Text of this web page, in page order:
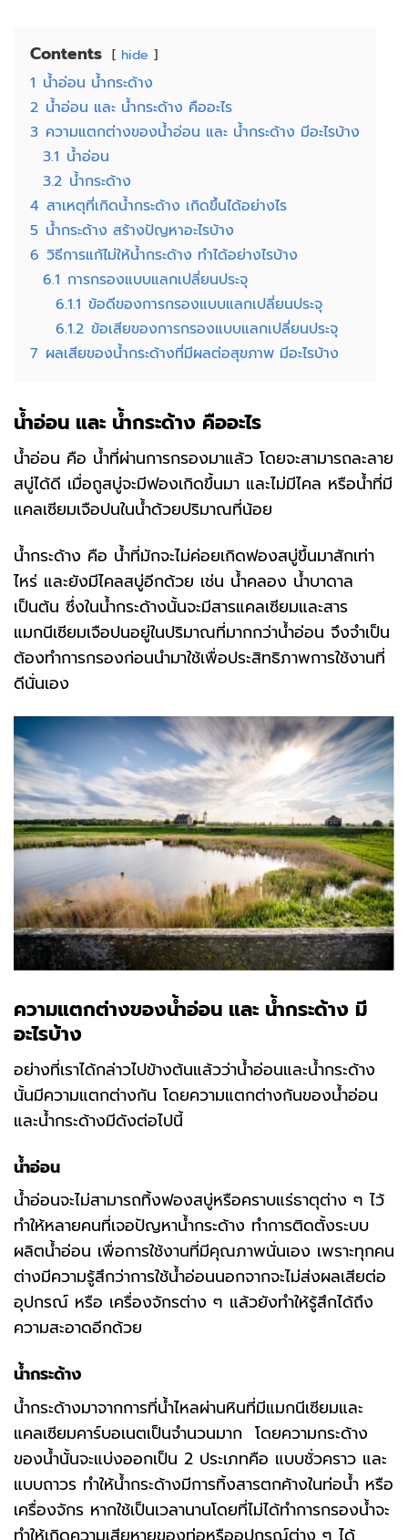
Contents hide
1 น้ำอ่อน น้ำกระด้าง
2 น้ำอ่อน และ น้ำกระด้าง คืออะไร
3 ความแตกต่างของน้ำอ่อน และ น้ำกระด้าง มีอะไรบ้าง
3.1 น้ำอ่อน
3.2 น้ำกระด้าง
4 สาเหตุที่เกิดน้ำกระด้าง เกิดขึ้นได้อย่างไร
5 น้ำกระด้าง สร้างปัญหาอะไรบ้าง
6 วิธีการแก้ไม่ให้น้ำกระด้าง ทำได้อย่างไรบ้าง
6.1 การกรองแบบแลกเปลี่ยนประจุ
6.1.1 ข้อดีของการกรองแบบแลกเปลี่ยนประจุ
6.1.2 ข้อเสียของการกรองแบบแลกเปลี่ยนประจุ
7 ผลเสียของน้ำกระด้างที่มีผลต่อสุขภาพ มีอะไรบ้าง
น้ำอ่อน และ น้ำกระด้าง คืออะไร
น้ำอ่อน คือ น้ำที่ผ่านการกรองมาแล้ว โดยจะสามารถละลาย
สบู่ได้ดี เมื่อถูสบู่จะมีฟองเกิดขึ้นมา และไม่มีไคล หรือน้ำที่มี
แคลเซียมเจือปนในน้ำด้วยปริมาณที่น้อย
น้ำกระด้าง คือ น้ำที่มักจะไม่ค่อยเกิดฟองสบู่ขึ้นมาสักเท่า
ไหร่ และยังมีไคลสบู่อีกด้วย เช่น น้ำคลอง น้ำบาดาล
เป็นต้น ซึ่งในน้ำกระด้างนั้นจะมีสารแคลเซียมและสาร
แมกนีเซียมเจือปนอยู่ในปริมาณที่มากกว่าน้ำอ่อน จึงจำเป็น
ต้องทำการกรองก่อนนำมาใช้เพื่อประสิทธิภาพการใช้งานที่
ดีนั่นเอง
ความแตกต่างของน้ำอ่อน และ น้ำกระด้าง มี
อะไรบ้าง
อย่างที่เราได้กล่าวไปข้างต้นแล้วว่าน้ำอ่อนและน้ำกระด้าง
นั้นมีความแตกต่างกัน โดยความแตกต่างกันของน้ำอ่อน
และน้ำกระด้างมีดังต่อไปนี้
น้ำอ่อน
น้ำอ่อนจะไม่สามารถทิ้งฟองสบู่หรือคราบแร่ธาตุต่าง ๆ ไว้
ทำให้หลายคนที่เจอปัญหาน้ำกระด้าง ทำการติดตั้งระบบ
ผลิตน้ำอ่อน เพื่อการใช้งานที่มีคุณภาพนั่นเอง เพราะทุกคน
ต่างมีความรู้สึกว่าการใช้น้ำอ่อนนอกจากจะไม่ส่งผลเสียต่อ
อุปกรณ์ หรือ เครื่องจักรต่าง ๆ แล้วยังทำให้รู้สึกได้ถึง
ความสะอาดอีกด้วย
น้ำกระด้าง
น้ำกระด้างมาจากการที่น้ำไหลผ่านหินที่มีแมกนีเซียมและ
แคลเซียมคาร์บอเนตเป็นจำนวนมาก โดยความกระด้าง
ของน้ำนั้นจะแบ่งออกเป็น 2 ประเภทคือ แบบชั่วคราว และ
แบบถาวร ทำให้น้ำกระด้างมีการทิ้งสารตกค้างในท่อน้ำ หรือ
เครื่องจักร หากใช้เป็นเวลานานโดยที่ไม่ได้ทำการกรองน้ำจะ